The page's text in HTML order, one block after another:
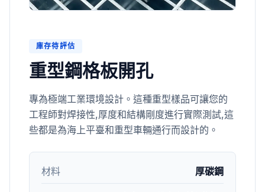
庫存待評估
重型鋼格板開孔
專為極端工業環境設計。這種重型樣品可讓您的
工程師對焊接性,厚度和結構剛度進行實際測試,這
些都是為海上平臺和重型車輛通行而設計的。
材料 厚碳鋼